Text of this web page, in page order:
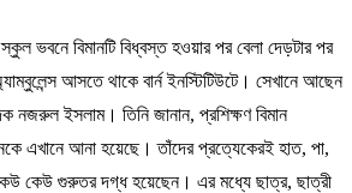
ভবনে বিমানটি বিধ্বস্ত হওয়ার পর বেলা দেড়টার পর
আসতে থাকে বার্ন ইনস্টিটিউটে। সেখানে আছেন
নজরুল ইসলাম। তিনি জানান, প্রশিক্ষণ বিমান
এখানে আনা হয়েছে। তাঁদের প্রত্যেকেরই হাত, পা,
কেউ গুরুতর দগ্ধ হয়েছেন। এর মধ্যে ছাত্র, ছাত্রী